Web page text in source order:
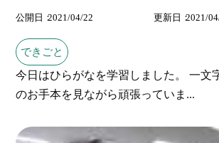
公開日 2021/04/22 更新日 2021/
できごと
今日はひらがなを学習しました。 一文
のお手本を見ながら頑張っていま...